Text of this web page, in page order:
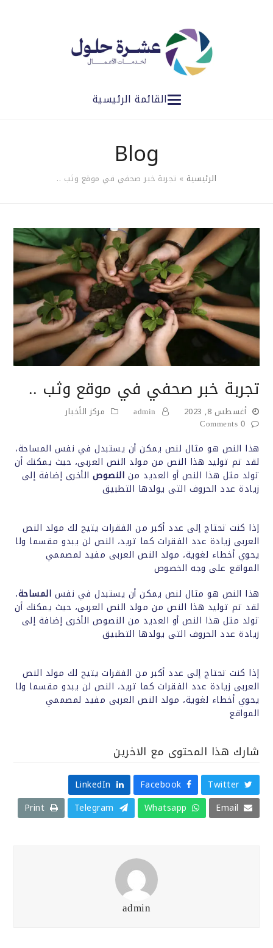
القائمة الرئيسية
Blog
الرئيسية » تجربة خبر صحفي في موقع وثب ..
تجربة خبر صحفي في موقع وثب ..
أغسطس 8, 2023 admin
مركز الأخبار
0 Comments
هذا النص هو مثال لنص يمكن أن يستبدل في نفس المساحة،
لقد تم توليد هذا النص من مولد النص العربى، حيث يمكنك أن
تولد مثل هذا النص أو العديد من النصوص الأخرى إضافة إلى
زيادة عدد الحروف التى يولدها التطبيق
إذا كنت تحتاج إلى عدد أكبر من الفقرات يتيح لك مولد النص
العربى زيادة عدد الفقرات كما تريد، النص لن يبدو مقسما ولا
يحوي أخطاء لغوية، مولد النص العربى مفيد لمصممي
المواقع على وجه الخصوص
هذا النص هو مثال لنص يمكن أن يستبدل في نفس المساحة،
لقد تم توليد هذا النص من مولد النص العربى، حيث يمكنك أن
تولد مثل هذا النص أو العديد من النصوص الأخرى إضافة إلى
زيادة عدد الحروف التى يولدها التطبيق
إذا كنت تحتاج إلى عدد أكبر من الفقرات يتيح لك مولد النص
العربى زيادة عدد الفقرات كما تريد، النص لن يبدو مقسما ولا
يحوي أخطاء لغوية، مولد النص العربى مفيد لمصممي
المواقع
شارك هذا المحتوى مع الاخرين
Twitter
Facebook
LinkedIn
Email
Whatsapp
Telegram
Print
admin